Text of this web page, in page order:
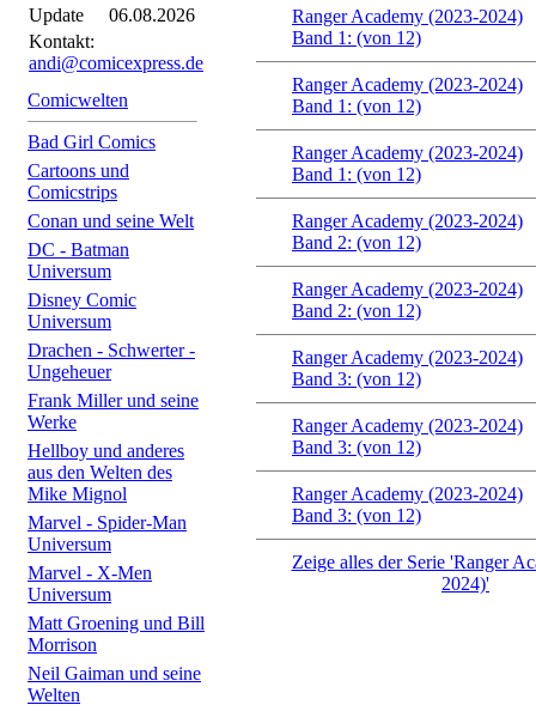
Update
06.08.2026
Kontakt:
andi@comicexpress.de
Comicwelten
Bad Girl Comics
Cartoons und
Comicstrips
Conan und seine Welt
DC - Batman
Universum
Disney Comic
Universum
Drachen - Schwerter -
Ungeheuer
Frank Miller und seine
Werke
Hellboy und anderes
aus den Welten des
Mike Mignol
Marvel - Spider-Man
Universum
Marvel - X-Men
Universum
Matt Groening und Bill
Morrison
Neil Gaiman und seine
Welten
Ranger Academy (2023-2024)
Band 1: (von 12)
Ranger Academy (2023-2024)
Band 1: (von 12)
Ranger Academy (2023-2024)
Band 1: (von 12)
Ranger Academy (2023-2024)
Band 2: (von 12)
Ranger Academy (2023-2024)
Band 2: (von 12)
Ranger Academy (2023-2024)
Band 3: (von 12)
Ranger Academy (2023-2024)
Band 3: (von 12)
Ranger Academy (2023-2024)
Band 3: (von 12)
Zeige alles der Serie 'Ranger
2024)'